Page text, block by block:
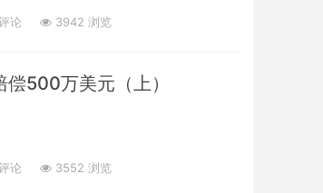
论 3942 浏览
500万美元（上）
论 3552 浏览